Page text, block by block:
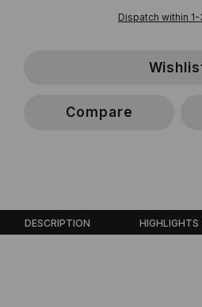
Dispatch within
Compare
DESCRIPTION HIGHLIGHTS